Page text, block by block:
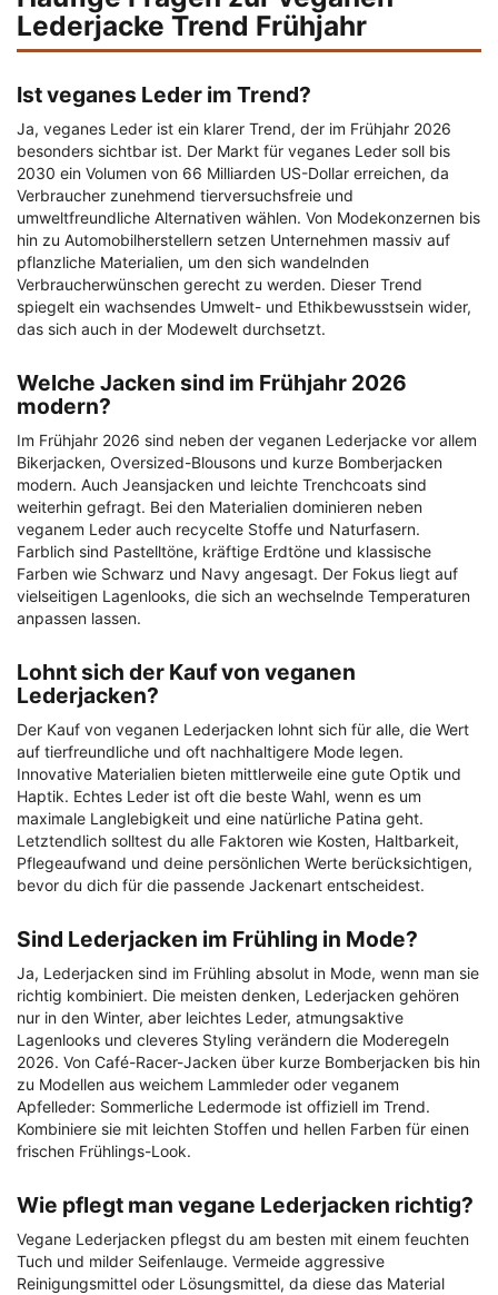
Lederjacke Trend Frühjahr
Ist veganes Leder im Trend?
Ja, veganes Leder ist ein klarer Trend, der im Frühjahr 2026
besonders sichtbar ist. Der Markt für veganes Leder soll bis
2030 ein Volumen von 66 Milliarden US-Dollar erreichen, da
Verbraucher zunehmend tierversuchsfreie und
umweltfreundliche Alternativen wählen. Von Modekonzernen bis
hin zu Automobilherstellern setzen Unternehmen massiv auf
pflanzliche Materialien, um den sich wandelnden
Verbraucherwünschen gerecht zu werden. Dieser Trend
spiegelt ein wachsendes Umwelt- und Ethikbewusstsein wider,
das sich auch in der Modewelt durchsetzt.
Welche Jacken sind im Frühjahr 2026
modern?
Im Frühjahr 2026 sind neben der veganen Lederjacke vor allem
Bikerjacken, Oversized-Blousons und kurze Bomberjacken
modern. Auch Jeansjacken und leichte Trenchcoats sind
weiterhin gefragt. Bei den Materialien dominieren neben
veganem Leder auch recycelte Stoffe und Naturfasern.
Farblich sind Pastelltöne, kräftige Erdtöne und klassische
Farben wie Schwarz und Navy angesagt. Der Fokus liegt auf
vielseitigen Lagenlooks, die sich an wechselnde Temperaturen
anpassen lassen.
Lohnt sich der Kauf von veganen
Lederjacken?
Der Kauf von veganen Lederjacken lohnt sich für alle, die Wert
auf tierfreundliche und oft nachhaltigere Mode legen.
Innovative Materialien bieten mittlerweile eine gute Optik und
Haptik. Echtes Leder ist oft die beste Wahl, wenn es um
maximale Langlebigkeit und eine natürliche Patina geht.
Letztendlich solltest du alle Faktoren wie Kosten, Haltbarkeit,
Pflegeaufwand und deine persönlichen Werte berücksichtigen,
bevor du dich für die passende Jackenart entscheidest.
Sind Lederjacken im Frühling in Mode?
Ja, Lederjacken sind im Frühling absolut in Mode, wenn man sie
richtig kombiniert. Die meisten denken, Lederjacken gehören
nur in den Winter, aber leichtes Leder, atmungsaktive
Lagenlooks und cleveres Styling verändern die Moderegeln
2026. Von Café-Racer-Jacken über kurze Bomberjacken bis hin
zu Modellen aus weichem Lammleder oder veganem
Apfelleder: Sommerliche Ledermode ist offiziell im Trend.
Kombiniere sie mit leichten Stoffen und hellen Farben für einen
frischen Frühlings-Look.
Wie pflegt man vegane Lederjacken richtig?
Vegane Lederjacken pflegst du am besten mit einem feuchten
Tuch und milder Seifenlauge. Vermeide aggressive
Reinigungsmittel oder Lösungsmittel, da diese das Material